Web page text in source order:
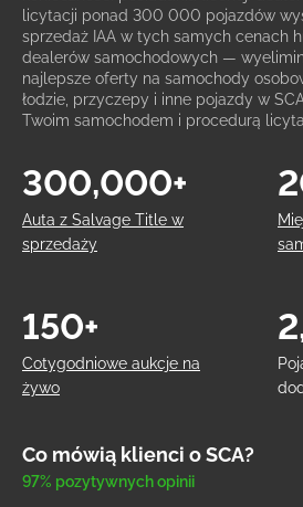
licytacji ponad 300 000 pojazdów
sprzedaż IAA w tych samych cenach
dealerów samochodowych —
najlepsze oferty na samochody
łodzie, przyczepy i inne pojazdy w
Twoim samochodem i procedurą
Auta z Salvage Title w
sprzedaży
300,000+
Cotygodniowe aukcje na
żywo
150+
Co mówią klienci o SCA?
97% pozytywnych opinii